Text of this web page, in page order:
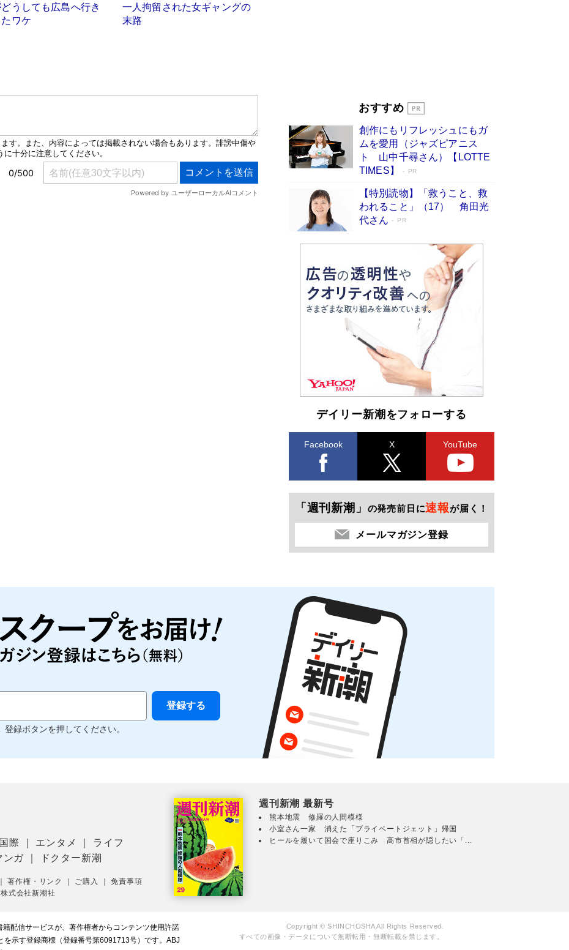
うしても広島へ行き
ワケ
一人拘留された女ギャングの
末路
開発への関心を押し上げた18年の物語に幕 特装
Book Bang
友近氏、絶賛！ 鎌倉を舞台に、孤独を抱えた
人々が新たな一歩を踏み出す連作短篇集『海のほ
とりのプラネット』試し読み
おすすめ
創作にもリフレッシュにもガ
ムを愛用（ジャズピアニス
ト 山中千尋さん）【LOTTE
TIMES】
PR
【特別読物】「救うこと、救
われること」（17） 角田光
代さん
PR
デイリー新潮をフォローする
Facebook X YouTube
「週刊新潮」 の発売前日に速報が届く！
メールマガジン登録
登録ボタンを押してください。
国際 エンタメ
ライフ
ンガ ドクター新潮
｜著作権・リンク ご購入 ｜免責事項
式会社新潮社
週刊新潮 最新号
熊本地震 修羅の人間模様
小室さん一家 消えた「プライベートジェット」帰国
ヒールを履いて国会で座りこみ 高市首相が隠したい「...
配信サービスが、著作権者からコンテンツ使用許諾
を示す登録商標（登録番号第6091713号）です。ABJ
Copyright © SHINCHOSHA All Rights Reserved.
すべての画像・データについて無断転用・無断転載を禁じます。